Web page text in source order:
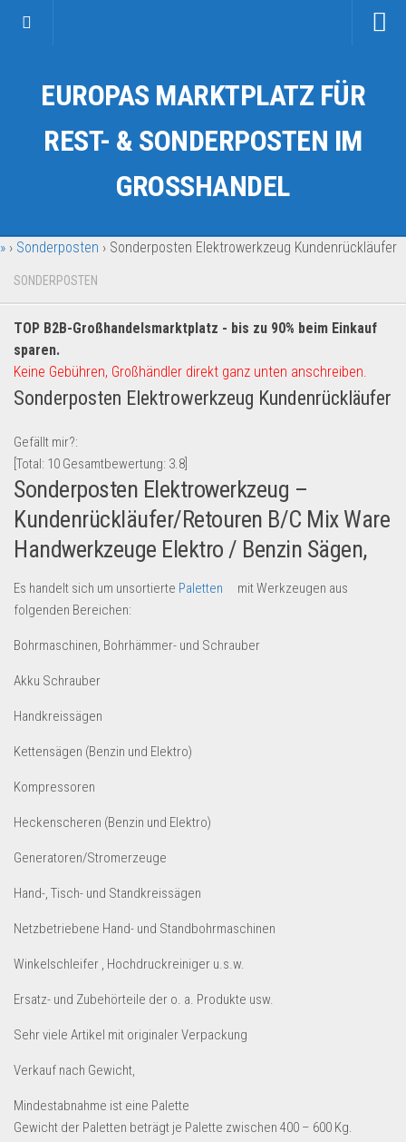
Kategorien
Auto & Motorrad
Fahrzeuge & Transport
Garten & Werkzeug
Geschäft, Büro & Schreibwaren
Geschenkartikel
Handy und Smartphone
Kosmetik & Pflege
Multimedia & Elektro
Münzen
Spielzeug & Games
Schuhe & Accessoires
Uhren & Schmuck
Wohnen & Einrichten
eBay Restposten kaufen
Sonderposten-Angebote
Saison & Eventprodkte
Dropshipping-Produkte
Anmelden
Kostenlos Registrieren
Newsletter
EUROPAS MARKTPLATZ FÜR
REST- & SONDERPOSTEN IM
GROSSHANDEL
» › Sonderposten › Sonderposten Elektrowerkzeug Kundenrückläufer
SONDERPOSTEN
TOP B2B-Großhandelsmarktplatz - bis zu 90% beim Einkauf
sparen.
Keine Gebühren, Großhändler direkt ganz unten anschreiben.
Sonderposten Elektrowerkzeug Kundenrückläufer
Gefällt mir?:
[Total: 10 Gesamtbewertung: 3.8
Sonderposten Elektrowerkzeug –
Kundenrückläufer/Retouren B/C Mix Ware
Handwerkzeuge Elektro / Benzin Sägen,
Es handelt sich um unsortierte Paletten
mit Werkzeugen aus
folgenden Bereichen:
Bohrmaschinen, Bohrhämmer- und Schrauber
Akku Schrauber
Handkreissägen
Kettensägen (Benzin und Elektro)
Kompressoren
Heckenscheren (Benzin und Elektro)
Generatoren/Stromerzeuge
Hand-, Tisch- und Standkreissägen
Netzbetriebene Hand- und Standbohrmaschinen
Winkelschleifer , Hochdruckreiniger u.s.w.
Ersatz- und Zubehörteile der o. a. Produkte usw.
Sehr viele Artikel mit originaler Verpackung
Verkauf nach Gewicht,
Mindestabnahme ist eine Palette
Gewicht der Paletten beträgt je Palette zwischen 400 – 600 Kg.